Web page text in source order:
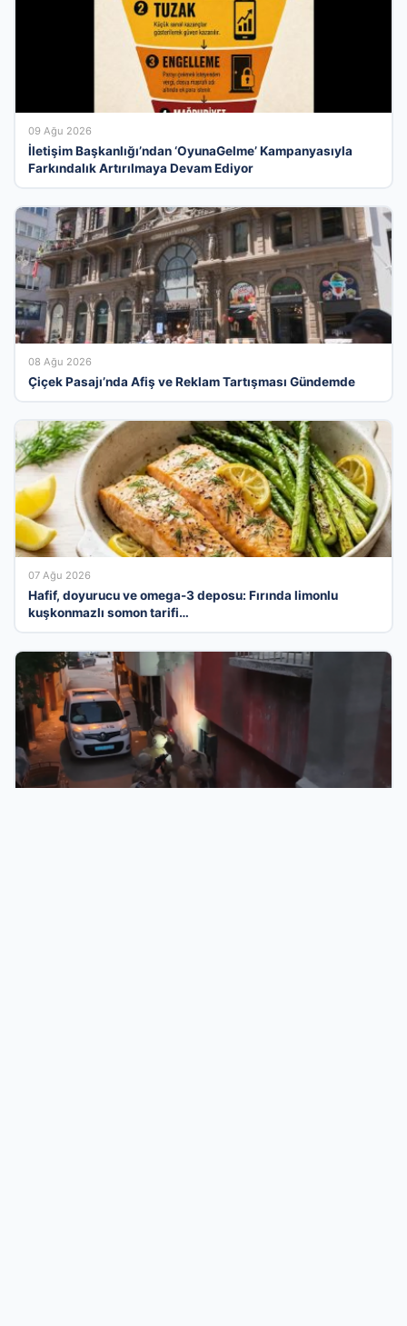
09 Ağu 2026
İletişim Başkanlığı’ndan ‘OyunaGelme’ Kampanyasıyla
Farkındalık Artırılmaya Devam Ediyor
08 Ağu 2026
Çiçek Pasajı’nda Afiş ve Reklam Tartışması Gündemde
07 Ağu 2026
Hafif, doyurucu ve omega-3 deposu: Fırında limonlu
kuşkonmazlı somon tarifi…